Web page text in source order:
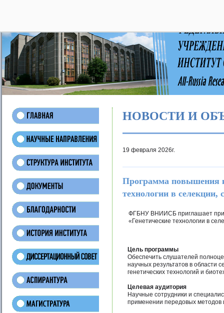
НОВОСТИ И
19 февраля 2026г.
Программа повышения
технологии в селекции,
ФГБНУ ВНИИСБ приглашает
«Генетические технологии в
Цель программы
Обеспечить слушателей
научных результатов в области
генетических технологий и
Целевая аудитория
Научные сотрудники и
применении передовых методов